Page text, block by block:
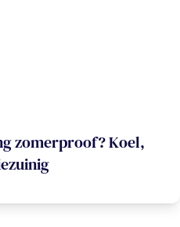
zomerproof? Koel,